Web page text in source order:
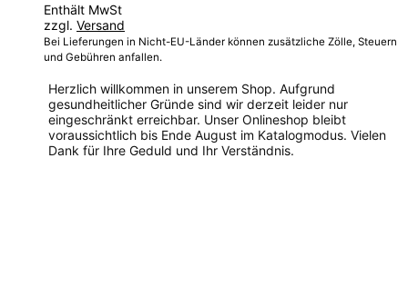
Enthält MwSt
zzgl. Versand
Bei Lieferungen in Nicht-EU-Länder können zusätzliche Zölle, Steuern
und Gebühren anfallen.
Herzlich willkommen in unserem Shop. Aufgrund
gesundheitlicher Gründe sind wir derzeit leider nur
eingeschränkt erreichbar. Unser Onlineshop bleibt
voraussichtlich bis Ende August im Katalogmodus. Vielen
Dank für Ihre Geduld und Ihr Verständnis.